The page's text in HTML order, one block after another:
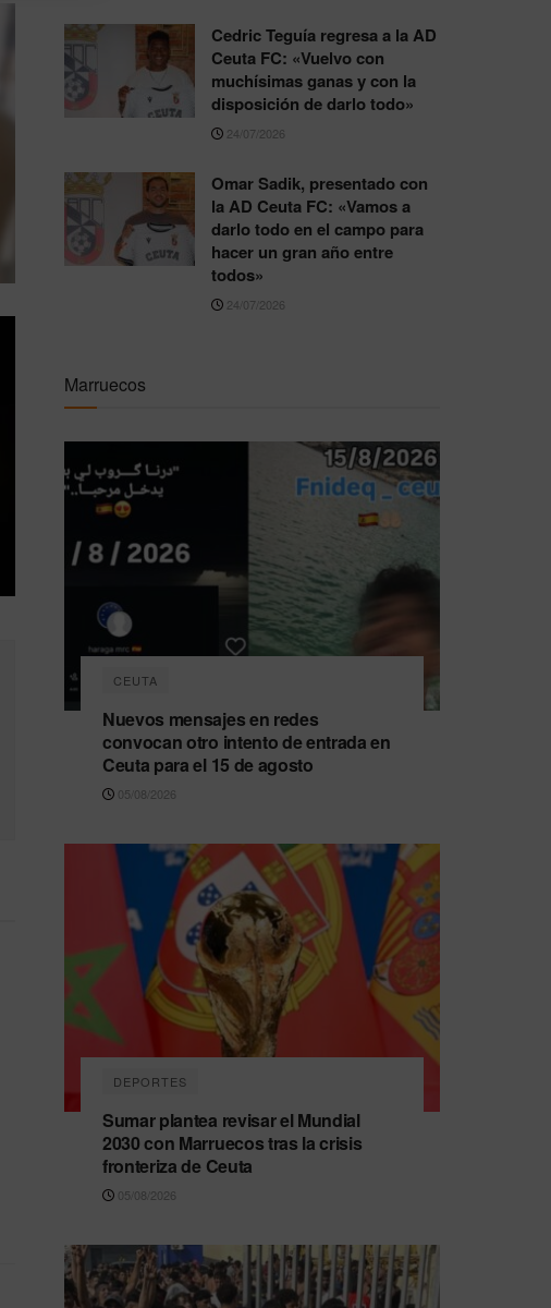
Cedric Teguía regresa a la AD
Ceuta FC: «Vuelvo con
muchísimas ganas y con la
disposición de darlo todo»
24/07/2026
Omar Sadik, presentado con
la AD Ceuta FC: «Vamos a
darlo todo en el campo para
hacer un gran año entre
todos»
24/07/2026
Marruecos
CEUTA
Nuevos mensajes en redes
convocan otro intento de entrada en
Ceuta para el 15 de agosto
05/08/2026
DEPORTES
Sumar plantea revisar el Mundial
2030 con Marruecos tras la crisis
fronteriza de Ceuta
05/08/2026